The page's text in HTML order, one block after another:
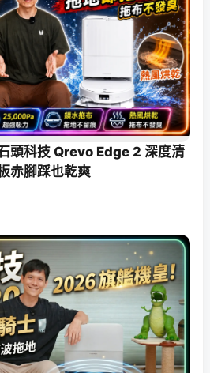
頭科技 Qrevo Edge 2 深度清
赤腳踩也乾爽